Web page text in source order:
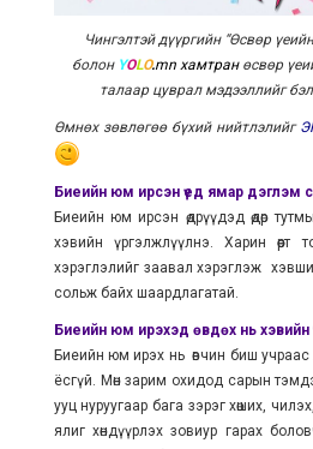
Чингэлтэй дүүргийн “Өсвөр
болон YOLO.mn хамтранөсвөр
талаар цуврал мэдээллийг
Өмнөх зөвлөгөө бүхий нийтлэлийг
Биеийн юм ирсэн үед ямар дэглэм
Биеийн юм ирсэн өдрүүдэд өдөр
хэвийн үргэлжлүүлнэ. Харин өөрт
хэрэглэлийг заавал хэрэглэж
сольж байх шаардлагатай.
Биеийн юм ирэхэд өвдөх нь хэвийн
Биеийн юм ирэх нь өвчин биш учраас
ёсгүй. Мөн зарим охидод сарын
ууц нуруугаар бага зэрэг хөших,
ялиг хөндүүрлэх зовиур гарах